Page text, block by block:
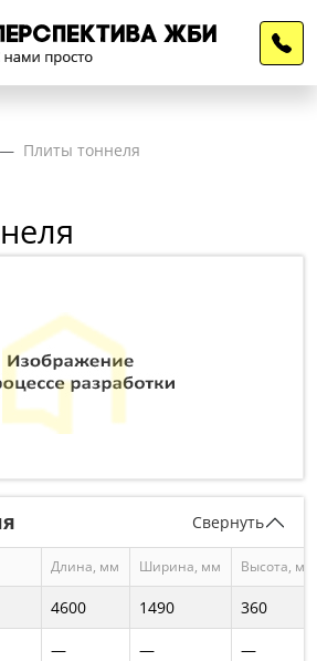
Плиты тоннеля
Свернуть
Длина, мм Ширина, мм Высота, мм
4600 1490
360
— —
—